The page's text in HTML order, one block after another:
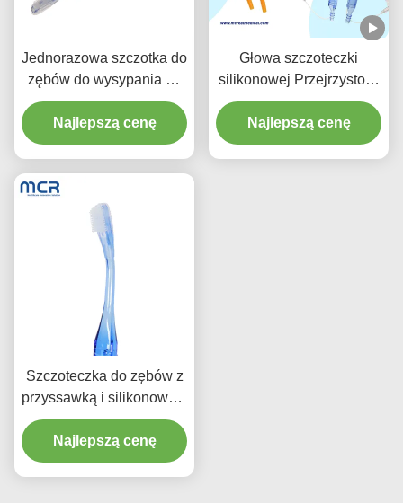
Jednorazowa szczotka do
zębów do wysypania do
stosowania w leczeniu
jamy ustnej Sprzęt
medyczny
Najlepszą cenę
Głowa szczoteczki
silikonowej Przejrzystość
uchwytu szczotka do
zębów do pielęgniarstwa
Najlepszą cenę
Szczoteczka do zębów z
przyssawką i silikonowym
włosiem, otworem
ssącym i przezroczystą
rączką do higieny jamy
Najlepszą cenę